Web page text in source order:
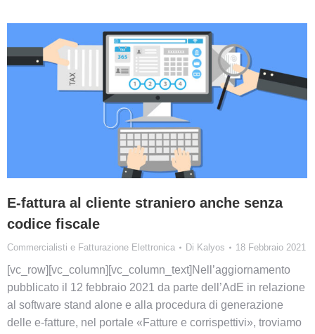
E-fattura al cliente straniero anche senza
codice fiscale
Commercialisti e Fatturazione Elettronica Di Kalyos 18 Febbraio 2021
[vc_row][vc_column][vc_column_text]Nell’aggiornamento
pubblicato il 12 febbraio 2021 da parte dell’AdE in relazione
al software stand alone e alla procedura di generazione
delle e-fatture, nel portale «Fatture e corrispettivi», troviamo